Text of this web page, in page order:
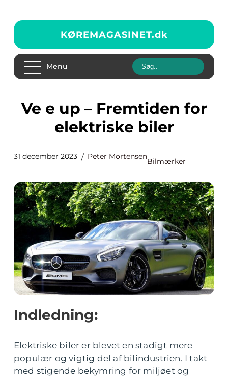
KØREMAGASINET.dk
Menu
ve e up – Fremtiden for
elektriske biler
31 december 2023 Peter Mortensen
Bilmærker
Indledning:
Elektriske biler er blevet en stadigt mere
populær og vigtig del af bilindustrien. I takt
med stigende bekymring for miljøet og